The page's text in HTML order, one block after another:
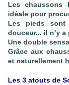
Les chaussons
idéale pour
Les pieds sont
douceur... il n’y a
Une double
Grâce aux
et naturellement
Les 3 atouts de